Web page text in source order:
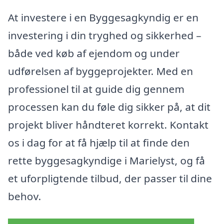
At investere i en Byggesagkyndig er en
investering i din tryghed og sikkerhed –
både ved køb af ejendom og under
udførelsen af byggeprojekter. Med en
professionel til at guide dig gennem
processen kan du føle dig sikker på, at dit
projekt bliver håndteret korrekt. Kontakt
os i dag for at få hjælp til at finde den
rette byggesagkyndige i Marielyst, og få
et uforpligtende tilbud, der passer til dine
behov.